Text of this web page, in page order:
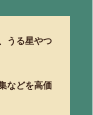
うる星やつ
などを高価